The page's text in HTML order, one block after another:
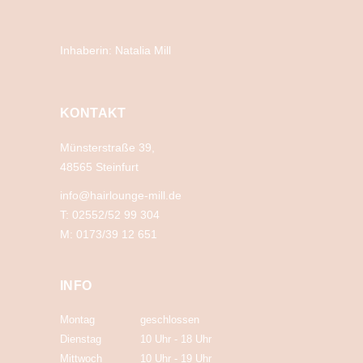
Inhaberin: Natalia Mill
KONTAKT
Münsterstraße 39,
48565 Steinfurt
info@hairlounge-mill.de
T: 02552/52 99 304
M: 0173/39 12 651
INFO
Montag
geschlossen
Dienstag
10 Uhr - 18 Uhr
Mittwoch
10 Uhr - 19 Uhr